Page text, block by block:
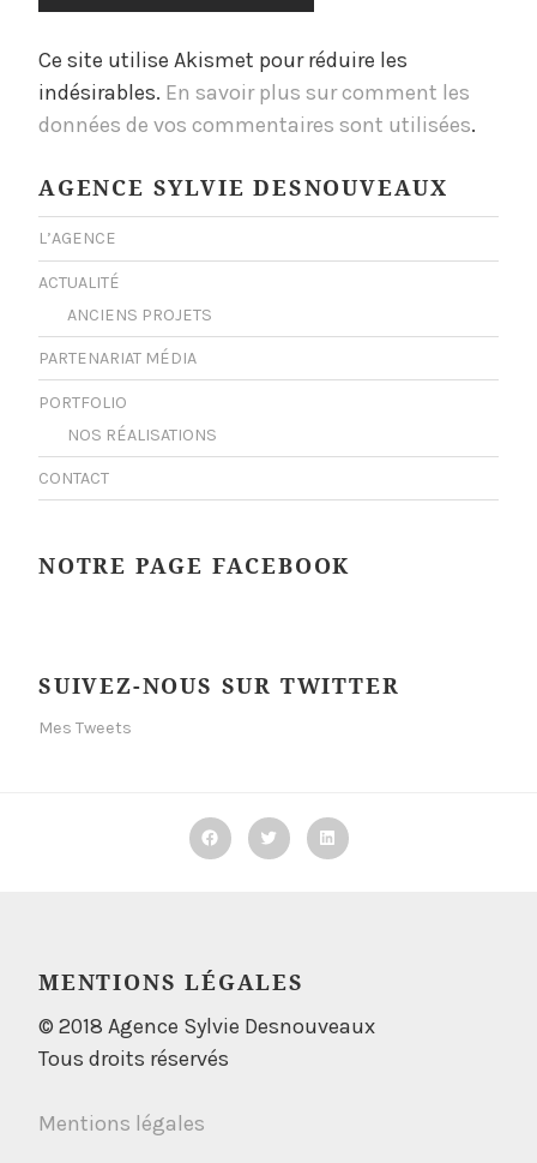
Ce site utilise Akismet pour réduire les
indésirables. En savoir plus sur comment les
données de vos commentaires sont utilisées.
AGENCE SYLVIE DESNOUVEAUX
L’AGENCE
ACTUALITÉ
ANCIENS PROJETS
PARTENARIAT MÉDIA
PORTFOLIO
NOS RÉALISATIONS
CONTACT
NOTRE PAGE FACEBOOK
SUIVEZ-NOUS SUR TWITTER
Mes Tweets
FacebookTwitterLinkedin
MENTIONS LÉGALES
© 2018 Agence Sylvie Desnouveaux
Tous droits réservés
Mentions légales